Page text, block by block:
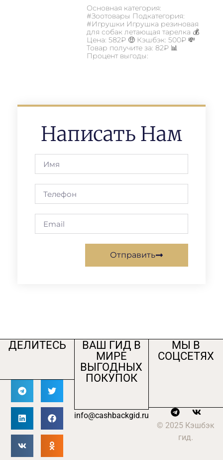
Основная категория:
#Зоотовары Подкатегория:
#Игрушки Игрушка резиновая
для собак летающая тарелка 💰
Цена: 582₽ 🤑 Кэшбэк: 500₽ 💸
Товар получите за: 82₽ 📊
Процент выгоды:
Написать Нам
Отправить
ДЕЛИТЕСЬ
ВАШ ГИД В
МИРЕ
ВЫГОДНЫХ
ПОКУПОК
info@cashbackgid.ru
МЫ В
СОЦСЕТЯХ
© 2025 Кэшбэк
гид.